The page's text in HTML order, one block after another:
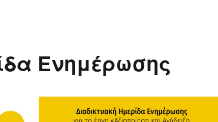
Ενημέρωσης